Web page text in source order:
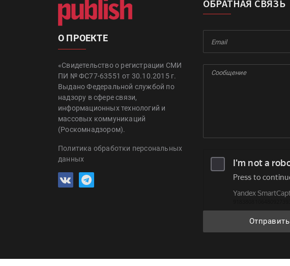
О ПРОЕКТЕ
«Свидетельство о регистрации СМИ
ПИ № ФС77-63551 от 30.10.2015 г.
Выдано Федеральной службой по
надзору в сфере связи,
информационных технологий и
массовых коммуникаций
(Роскомнадзором).
Политика обработки персональных
данных
ОБРАТНАЯ СВЯЗЬ
Отправить